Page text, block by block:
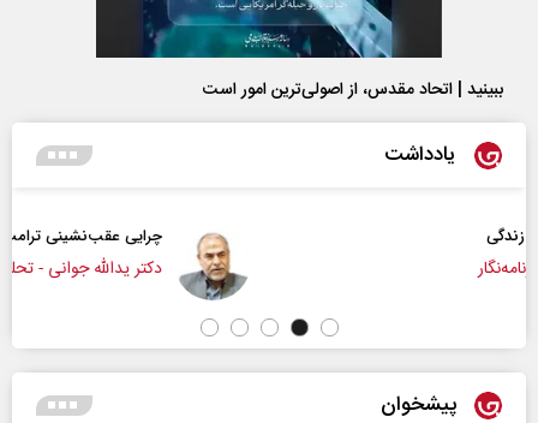
ببینید | اتحاد مقدس، از اصولی‌ترین امور است
یادداشت
چرایی عقب‌نشینی ترامپ؟
دکتر یدالله جوانی - تحلیلگر مسائل سیاسی
پیشخوان